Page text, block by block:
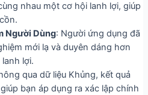
nhau một cơ hội lanh lợi, giúp
Người Dùng: Người ứng dụng đã
mới lạ và duyên dáng hơn
lợi.
qua dữ liệu Khủng, kết quả
bạn áp dụng ra xác lập chính